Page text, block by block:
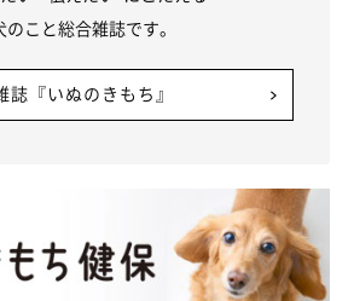
ゃが軽い場合は、重みによってバランスが
より、 おもちゃをくわえることによって視
れずに足踏みしているときは、安心して階
よう付き添ってあげるといいでしょう」
のこと総合雑誌です。
誌『いぬのきもち』